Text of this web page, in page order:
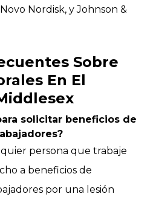
Nordisk, y Johnson &
Sobre
En El
solicitar beneficios de
persona que trabaje
a beneficios de
por una lesión